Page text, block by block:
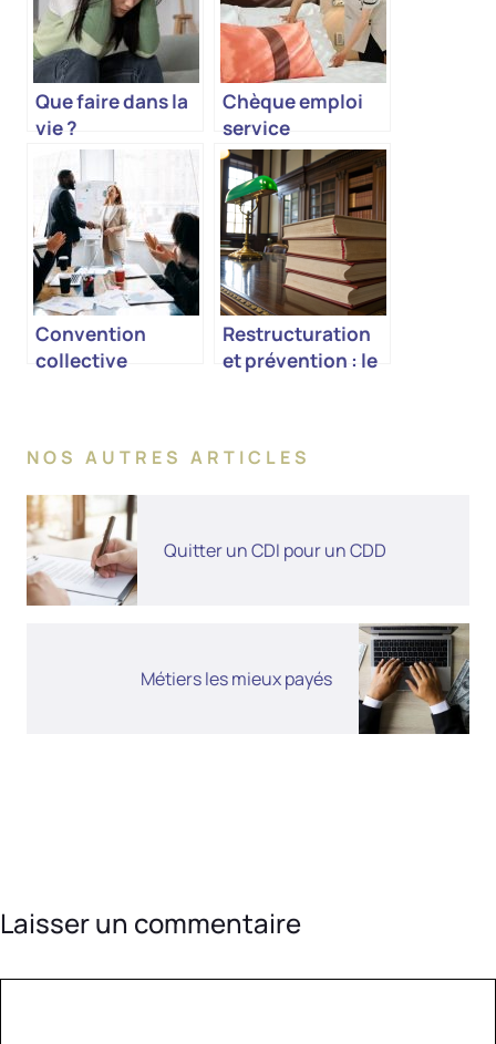
Que faire dans la
vie ?
Chèque emploi
service
Convention
collective
Restructuration
et prévention : le
droit des
NOS AUTRES ARTICLES
Quitter un CDI pour un CDD
Métiers les mieux payés
Laisser un commentaire